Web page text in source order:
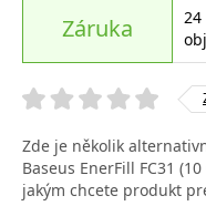
Záruka
Zde je několik
Baseus EnerFill FC31
jakým chcete produkt